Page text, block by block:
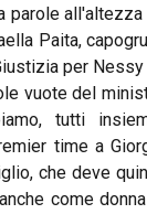
parole
Paita,
per
vuote del
tutti
time a
che deve
come